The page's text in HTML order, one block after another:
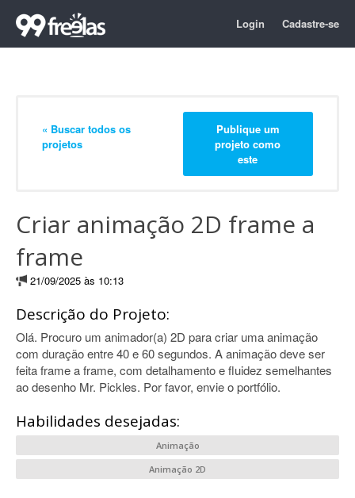
Login Cadastre-se
« Buscar todos os
projetos
Publique um
projeto como
este
Criar animação 2D frame a
frame
21/09/2025 às 10:13
Descrição do Projeto:
Olá. Procuro um animador(a) 2D para criar uma animação
com duração entre 40 e 60 segundos. A animação deve ser
feita frame a frame, com detalhamento e fluidez semelhantes
ao desenho Mr. Pickles. Por favor, envie o portfólio.
Habilidades desejadas:
Animação
Animação 2D